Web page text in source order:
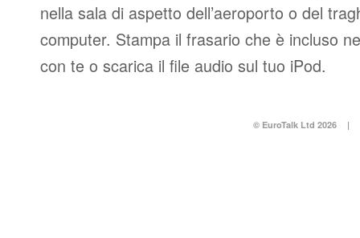
nella sala di aspetto dell’aeroporto o del
computer. Stampa il frasario che è incluso
con te o scarica il file audio sul tuo iPod.
© EuroTalk Ltd 2026 |